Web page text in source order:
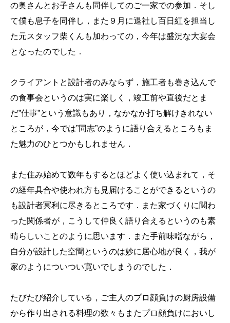
の奥さんとお子さんも同伴してのご一家での参加．そし
て僕も息子を同伴し，また９月に退社し百日紅を担当し
た元スタッフ柴くんも加わっての，今年は盛況な大宴会
となったのでした．
クライアントと設計者のみならず，施工者も巻き込んで
の食事会というのは実に楽しく，竣工前や直後だとま
だ”仕事”という意識もあり，なかなか打ち解けきれない
ところが，今では”同志”のように語り合えるところもま
た魅力のひとつかもしれません．
また住み始めて数年もするとほどよく使い込まれて，そ
の経年具合や使われ方も見届けることができるというの
も設計者冥利に尽きるところです．また家づくりに関わ
った関係者が，こうして仲良く語り合えるというのも素
晴らしいことのように思います．また手前味噌ながら，
自分が設計した空間というのは妙に居心地が良く，我が
家のようについつい寛いでしまうのでした．
たびたび紹介している，ご主人のプロ顔負けの厨房設備
から作り出される料理の数々もまたプロ顔負けにおいし